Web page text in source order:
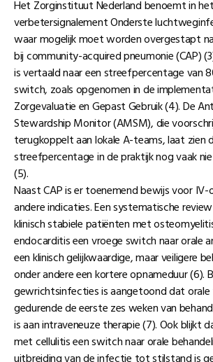
Het Zorginstituut Nederland benoemt in het
verbetersignalement Onderste
waar mogelijk moet worden overgestapt
bij community-acquired pneumonie (CAP)
is vertaald naar een streefpercentage van
switch, zoals opgenomen in de
Zorgevaluatie en Gepast Gebruik (4). De
Stewardship Monitor (AMSM), die
terugkoppelt aan lokale A-teams, laat zien
streefpercentage in de praktijk nog vaak
(5).
Naast CAP is er toenemend bewijs voor
andere indicaties. Een systematische
klinisch stabiele patiënten met
endocarditis een vroege switch naar orale
een klinisch gelijkwaardige, maar veiligere
onder andere een kortere opnameduur (6).
gewrichtsinfecties is aangetoond dat orale
gedurende de eerste zes weken van
is aan intraveneuze therapie (7). Ook blijkt
met cellulitis een switch naar orale